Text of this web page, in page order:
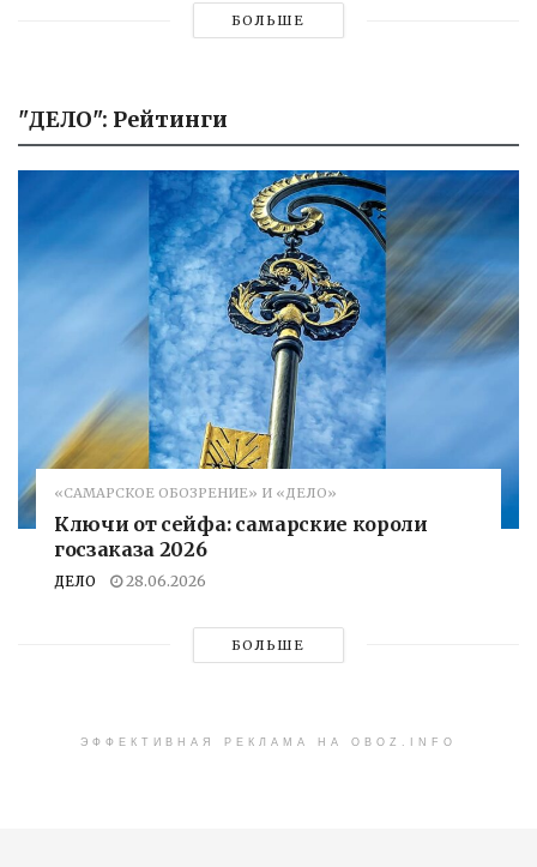
БОЛЬШЕ
"ДЕЛО": Рейтинги
«САМАРСКОЕ ОБОЗРЕНИЕ» И «ДЕЛО»
Ключи от сейфа: самарские короли
госзаказа 2026
ДЕЛО 28.06.2026
БОЛЬШЕ
ЭФФЕКТИВНАЯ РЕКЛАМА НА OBOZ.INFO